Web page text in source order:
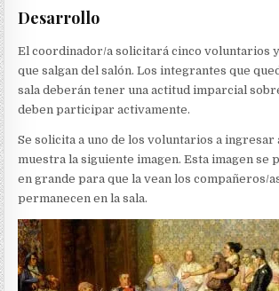
Desarrollo
El coordinador/a solicitará cinco voluntarios
que salgan del salón. Los integrantes que
sala deberán tener una actitud imparcial
deben participar activamente.
Se solicita a uno de los voluntarios a ingresar
muestra la siguiente imagen. Esta imagen se
en grande para que la vean los compañeros/
permanecen en la sala.